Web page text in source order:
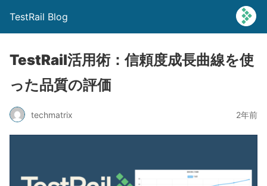
TestRail Blog
TestRail活用術：信頼度成長曲線を使
った品質の評価
techmatrix 2年前